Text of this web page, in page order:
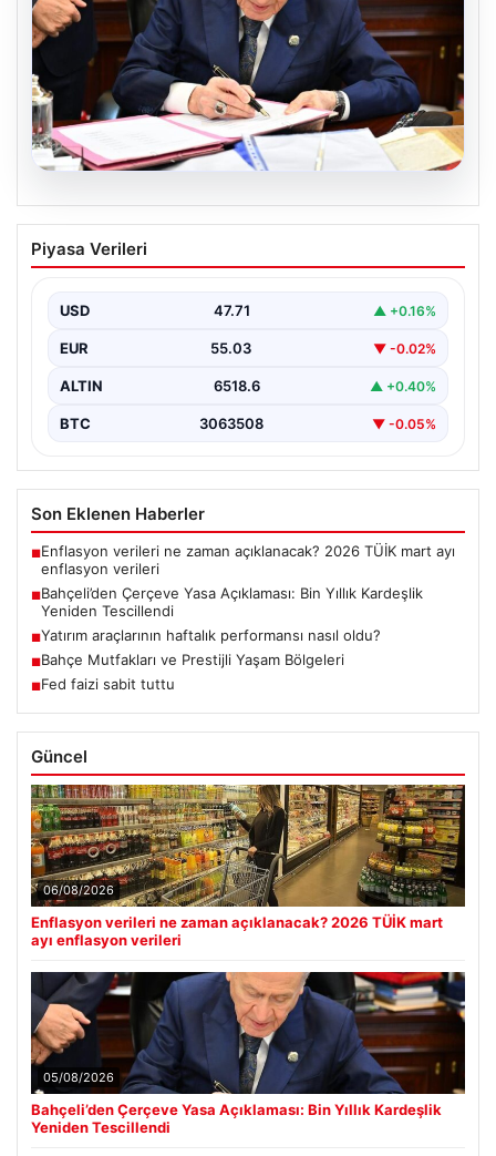
05.08.2026
Bahçeli’den Çerçeve Yasa Açıklaması:
Bin Yıllık Kardeşlik Yeniden Tescillendi
Bahçeli, son dönemde üzerinde çalışılan ve imzalanan…
Piyasa Verileri
USD 47.71 ▲ +0.16%
EUR 55.03 ▼ -0.02%
ALTIN 6518.6 ▲ +0.40%
BTC 3063508 ▼ -0.05%
Son Eklenen Haberler
■Enflasyon verileri ne zaman açıklanacak? 2026 TÜİK mart ayı
enflasyon verileri
■Bahçeli’den Çerçeve Yasa Açıklaması: Bin Yıllık Kardeşlik
Yeniden Tescillendi
■Yatırım araçlarının haftalık performansı nasıl oldu?
■Bahçe Mutfakları ve Prestijli Yaşam Bölgeleri
■Fed faizi sabit tuttu
Güncel
06/08/2026
Enflasyon verileri ne zaman açıklanacak? 2026 TÜİK mart
ayı enflasyon verileri
05/08/2026
Bahçeli’den Çerçeve Yasa Açıklaması: Bin Yıllık Kardeşlik
Yeniden Tescillendi